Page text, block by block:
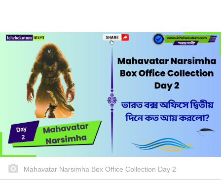
Mahavatar Narsimha Box Office Collection Day 2